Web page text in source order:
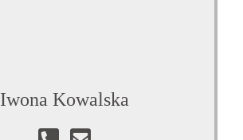
Iwona Kowalska